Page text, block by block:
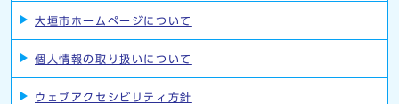
大垣市ホームページについて
個人情報の取り扱いについて
ウェブアクセシビリティ方針